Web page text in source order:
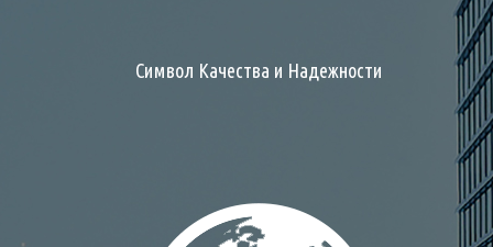
Символ Качества и Надежности